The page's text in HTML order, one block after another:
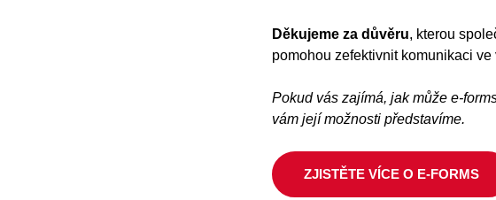
Děkujeme za důvěru, kterou
pomohou zefektivnit komunikaci ve
Pokud vás zajímá, jak může e-
vám její možnosti představíme.
ZJISTĚTE VÍCE O E-FORMS